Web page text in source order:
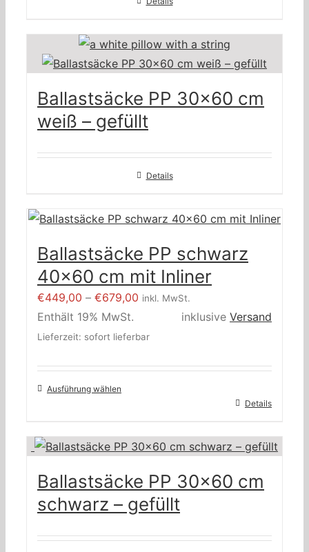
Ballastsäcke PP 30×60 cm
weiß – gefüllt
Details
Ballastsäcke PP schwarz
40×60 cm mit Inliner
€449,00 – €679,00 Preisspanne:
€449,00
bis
inkl. MwSt.
Enthält 19% MwSt. inklusive Versand
Lieferzeit: sofort lieferbar
Ausführung wählen
Details
Ballastsäcke PP 30×60 cm
schwarz – gefüllt